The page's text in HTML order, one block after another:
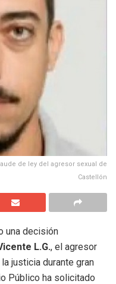
de ley del agresor sexual de
Castellón
una decisión
L.G., el agresor
justicia durante gran
Público ha solicitado